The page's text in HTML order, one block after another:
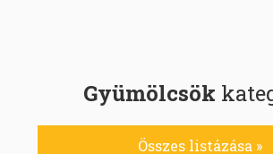
Gyümölcsök
Összes listázása »